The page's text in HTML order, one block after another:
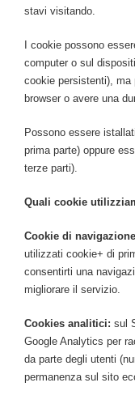
stavi visitando.
I cookie possono
computer o sul
cookie persistenti), ma
browser o avere una
Possono essere
prima parte) oppure
terze parti).
Quali cookie
Cookie di
utilizzati cookie+ di
consentirti una
migliorare il servizio.
Cookies analitici: sul
Google Analytics per
da parte degli utenti
permanenza sul sito